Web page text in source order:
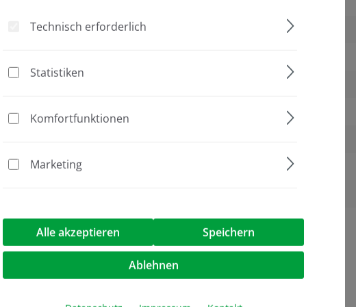
Zubehör, PAGE Mini Wide Zubehör
Kamm, 10 Zähne, 2 mm Stärke"
Technisch erforderlich
Statistiken
Komfortfunktionen
Marketing
Alle akzeptieren Speichern
Ablehnen